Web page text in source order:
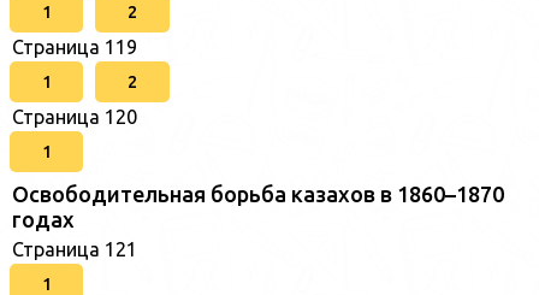
1 2
Страница 119
1 2
Страница 120
1
Освободительная борьба казахов в 1860–1870
годах
Страница 121
1